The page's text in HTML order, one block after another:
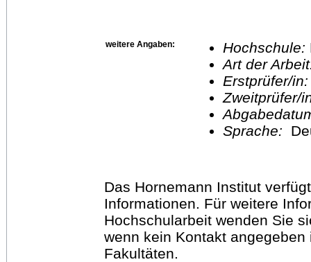
weitere Angaben: Hochschule:
Art der
Erstprüfer/
Sprache:
Das Hornemann Institut
Informationen. Für weitere
Hochschularbeit wenden Sie
wenn kein Kontakt
Fakultäten.